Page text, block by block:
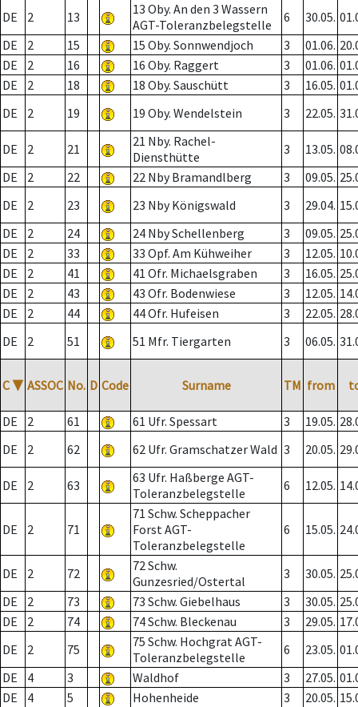
DE
2 13
13 Oby. An den 3 Wassern
AGT-Toleranzbelegstelle
6 30.05.
DE
2 15 15 Oby. Sonnwendjoch 3 01.06.
DE
2 16 16 Oby. Raggert 3 01.06.
DE
2 18 18 Oby. Sauschütt 3 16.05.
DE
2 19 19 Oby. Wendelstein 3 22.05.
DE 2 21
21 Nby. Rachel-
Diensthütte
3 13.05.
DE
2 22 22 Nby Bramandlberg 3 09.05.
DE
2 23 23 Nby Königswald 3 29.04.
DE
2 24 24 Nby Schellenberg 3 09.05.
DE
2 33 33 Opf. Am Kühweiher 3 12.05.
DE
2 41 41 Ofr. Michaelsgraben 3 16.05.
DE
2 43 43 Ofr. Bodenwiese 3 12.05.
DE
2 44 44 Ofr. Hufeisen 3 22.05.
DE
2 51 51 Mfr. Tiergarten 3 06.05.
C ▼ ASSOC No. D Code Surname TM from
DE 2 61 61 Ufr. Spessart 3 19.05.
DE
2 62 62 Ufr. Gramschatzer Wald 3 20.05.
DE 2 63
63 Ufr. Haßberge AGT-
Toleranzbelegstelle
6 12.05.
DE 2 71
71 Schw. Scheppacher
Forst AGT-
Toleranzbelegstelle
6 15.05.
DE 2 72
72 Schw.
Gunzesried/Ostertal
3 30.05.
DE
2 73 73 Schw. Giebelhaus 3 30.05.
DE
2 74 74 Schw. Bleckenau 3 29.05.
DE
2 75
75 Schw. Hochgrat AGT-
Toleranzbelegstelle
6 23.05.
DE
4 3 Waldhof 3 27.05.
DE
4 5 Hohenheide 3 20.05.